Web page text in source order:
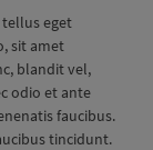
tellus eget
sit amet
blandit vel,
odio et ante
faucibus.
tincidunt.